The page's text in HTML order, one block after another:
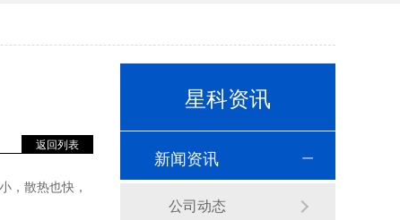
返回列表
，散热也快，
星科资讯
新闻资讯
公司动态